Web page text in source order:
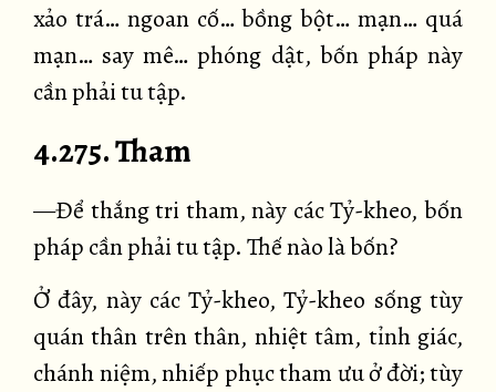
xảo trá… ngoan cố… bồng bột… mạn… quá
mạn… say mê… phóng dật, bốn pháp này
cần phải tu tập.
4.275. Tham
—Để thắng tri tham, này các Tỷ-kheo, bốn
pháp cần phải tu tập. Thế nào là bốn?
Ở đây, này các Tỷ-kheo, Tỷ-kheo sống tùy
quán thân trên thân, nhiệt tâm, tỉnh giác,
chánh niệm, nhiếp phục tham ưu ở đời; tùy